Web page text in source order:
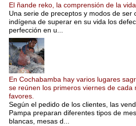
El ñande reko, la comprensión de la
Una serie de preceptos y modos de ser
indígena de superar en su vida los
perfección en u...
En Cochabamba hay varios lugares
se reúnen los primeros viernes de cada
favores.
Según el pedido de los clientes, las
Pampa preparan diferentes tipos de
blancas, mesas d...